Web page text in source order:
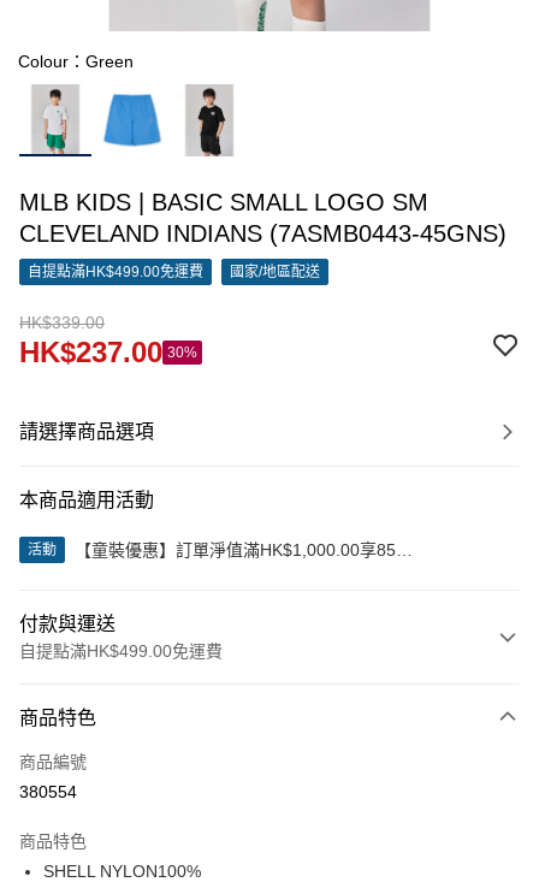
Colour：Green
MLB KIDS | BASIC SMALL LOGO SM
CLEVELAND INDIANS (7ASMB0443-45GNS)
自提點滿HK$499.00免運費 國家/地區配送
HK$339.00
HK$237.00 30%
請選擇商品選項
本商品適用活動
活動
【童裝優惠】訂單淨值滿HK$1,000.00享85
付款與運送
自提點滿HK$499.00免運費
信用卡
Apple Pay
AlipayHK
商品特色
商品編號
380554
商品特色
SHELL NYLON100%